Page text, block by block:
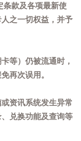
条款及各项最新使
之一切权益，并予
等）仍被流通时，
再次误用。
资讯系统发生异常
兑换功能及查询等